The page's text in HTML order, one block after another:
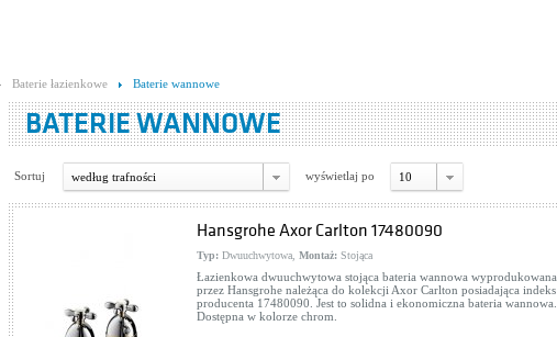
Baterie łazienkowe Baterie wannowe
BATERIE WANNOWE
Sortuj według trafności wyświetlaj po 10
Hansgrohe Axor Carlton 17480090
Typ: Dwuuchwytowa, Montaż: Stojąca
Łazienkowa dwuuchwytowa stojąca bateria wannowa wyprodukowana
przez Hansgrohe należąca do kolekcji Axor Carlton posiadająca indeks
producenta 17480090. Jest to solidna i ekonomiczna bateria wannowa.
Dostępna w kolorze chrom.